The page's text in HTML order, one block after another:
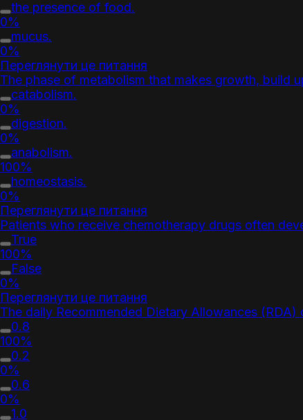
the presence of food.
0%
mucus.
0%
Переглянути це питання
The phase of metabolism that makes growth, build
catabolism.
0%
digestion.
0%
anabolism.
100%
homeostasis.
0%
Переглянути це питання
Patients who receive chemotherapy drugs often
True
100%
False
0%
Переглянути це питання
The daily Recommended Dietary Allowances
0.8
100%
0.2
0%
0.6
0%
1.0